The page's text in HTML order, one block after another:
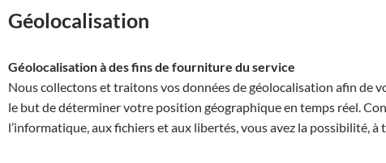
Géolocalisation
Géolocalisation à des fins de fourniture du service
Nous collectons et traitons vos données de géolocalisation afin de
le but de déterminer votre position géographique en temps réel.
l’informatique, aux fichiers et aux libertés, vous avez la possibilité,